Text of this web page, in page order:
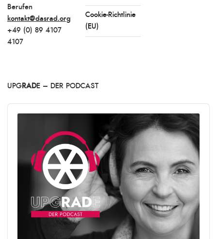
Berufen
kontakt@dasrad.org
+49 (0) 89 4107
4107
Cookie-Richtlinie
(EU)
UPG RADE – DER PODCAST
Audio
Player